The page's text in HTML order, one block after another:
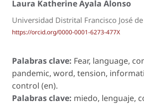
Laura Katherine Ayala Alonso
Universidad Distrital Francisco José
https://orcid.org/0000-0001-6273-477X
Palabras clave: Fear, language,
pandemic, word, tension,
control (en).
Palabras clave: miedo, lenguaje,